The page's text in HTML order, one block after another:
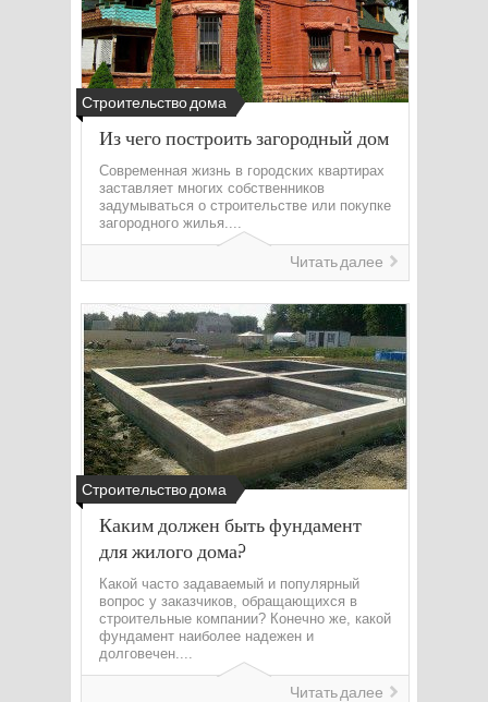
Строительство дома
Из чего построить загородный дом
Современная жизнь в городских квартирах
заставляет многих собственников
задумываться о строительстве или покупке
загородного жилья....
Читать далее
Строительство дома
Каким должен быть фундамент
для жилого дома?
Какой часто задаваемый и популярный
вопрос у заказчиков, обращающихся в
строительные компании? Конечно же, какой
фундамент наиболее надежен и
долговечен....
Читать далее